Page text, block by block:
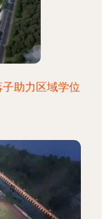
助力区域学位